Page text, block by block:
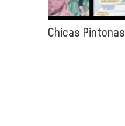
Chicas Pintonas